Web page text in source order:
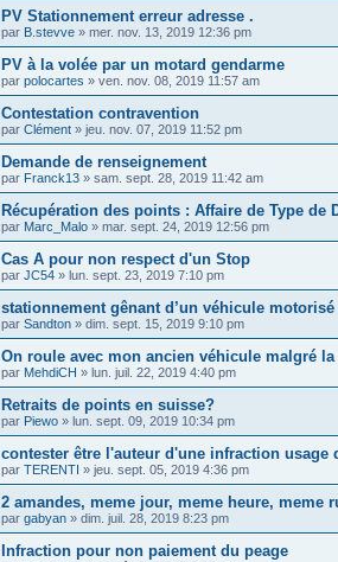
PV Stationnement erreur adresse .
par B.stevve » mer. nov. 13, 2019 12:36 pm
PV à la volée par un motard gendarme
par polocartes » ven. nov. 08, 2019 11:57 am
Contestation contravention
par Clément » jeu. nov. 07, 2019 11:52 pm
Demande de renseignement
par Franck13 » sam. sept. 28, 2019 11:42 am
Récupération des points : Affaire de Type de
par Marc_Malo » mar. sept. 24, 2019 12:56 pm
Cas A pour non respect d'un Stop
par JC54 » lun. sept. 23, 2019 7:10 pm
stationnement gênant d’un véhicule
par Sandton » dim. sept. 15, 2019 9:10 pm
On roule avec mon ancien véhicule malgré
par MehdiCH » lun. juil. 22, 2019 4:40 pm
Retraits de points en suisse?
par Piewo » lun. sept. 09, 2019 10:34 pm
contester être l'auteur d'une infraction usage
par TERENTI » jeu. sept. 05, 2019 4:36 pm
2 amandes, meme jour, meme heure, meme
par gabyan » dim. juil. 28, 2019 8:23 pm
Infraction pour non paiement du peage